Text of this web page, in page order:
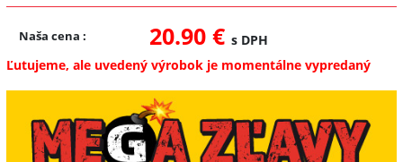
Naša cena : 20.90 € s DPH
Ľutujeme, ale uvedený výrobok je momentálne vypredaný